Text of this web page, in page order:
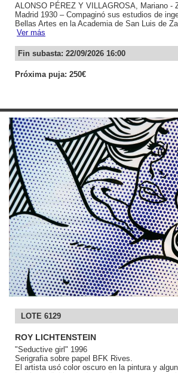
ALONSO PÉREZ Y VILLAGROSA, Mariano -
Madrid 1930 – Compaginó sus estudios de
Bellas Artes en la Academia de San Luis de
Ver más
Fin subasta: 22/09/2026 16:00
Próxima puja: 250€
LOTE 6129
ROY LICHTENSTEIN
"Seductive girl" 1996
Serigrafia sobre papel BFK Rives.
El artista usó color oscuro en la pintura y